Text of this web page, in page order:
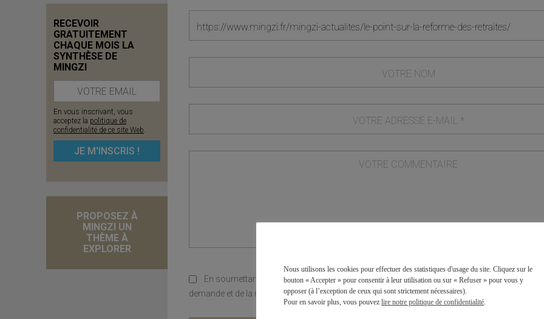
En soumettant ce formulaire, j'accepte que les informations saisies soient exploitées
demande et de la relation commerciale qui peut en découler.Politique de confidentialité de ce
RECEVOIR
GRATUITEMENT
CHAQUE MOIS LA
SYNTHÈSE DE
MINGZI
En vous inscrivant, vous
acceptez la politique de
confidentialité de ce site Web.
PROPOSEZ À
MINGZI UN
THÈME À
EXPLORER
Nous utilisons les cookies pour effectuer des statistiques d'usage du site. Cliquez sur le
bouton « Accepter » pour consentir à leur utilisation ou sur « Refuser » pour vous y
opposer (à l’exception de ceux qui sont strictement nécessaires).
Pour en savoir plus, vous pouvez lire notre politique de confidentialité.